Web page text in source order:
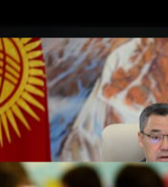
жогорку